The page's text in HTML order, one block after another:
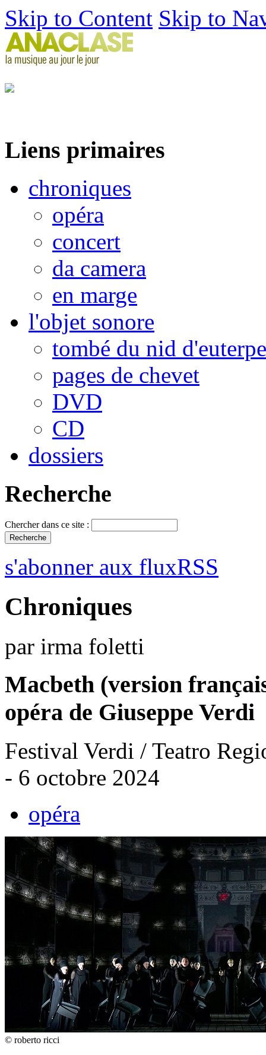
Skip to Content Skip to
Liens primaires
chroniques
opéra
concert
da camera
en marge
l'objet sonore
tombé du nid d'euterpe
pages de chevet
DVD
CD
dossiers
Recherche
Chercher dans ce site :
s'abonner aux fluxRSS
Chroniques
par irma foletti
Macbeth (version
opéra de Giuseppe Verdi
Festival Verdi / Teatro
- 6 octobre 2024
opéra
© roberto ricci